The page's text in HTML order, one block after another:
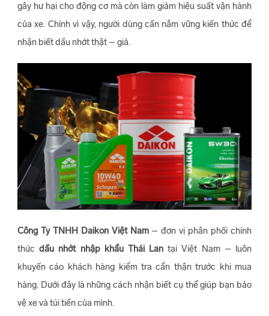
gây hư hại cho động cơ mà còn làm giảm hiệu suất vận hành
của xe. Chính vì vậy, người dùng cần nắm vững kiến thức để
nhận biết dầu nhớt thật – giả.
Công Ty TNHH Daikon Việt Nam– đơn vị phân phối chính
thứcdầu nhớt nhập khẩu Thái Lan tại Việt Nam – luôn
khuyến cáo khách hàng kiểm tra cẩn thận trước khi mua
hàng. Dưới đây là những cách nhận biết cụ thể giúp bạn bảo
vệ xe và túi tiền của mình.